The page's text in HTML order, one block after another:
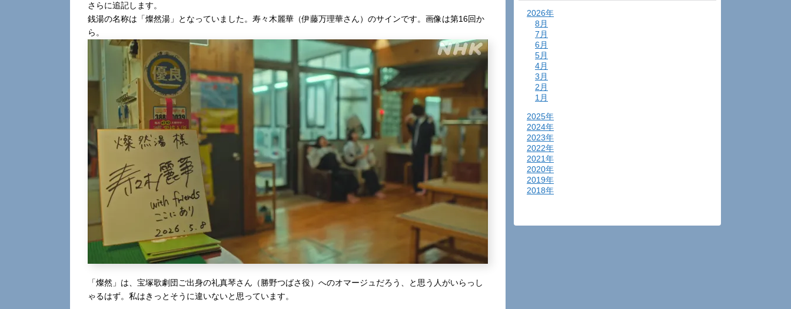
さらに追記します。
銭湯の名称は「燦然湯」となっていました。寿々木麗華（伊藤万理華さん）のサインです。画像は第16回か
ら。
「燦然」は、宝塚歌劇団ご出身の礼真琴さん（勝野つばさ役）へのオマージュだろう、と思う人がいらっし
ゃるはず。私はきっとそうに違いないと思っています。
2026年
8月
7月
6月
5月
4月
3月
2月
1月
2025年
2024年
2023年
2022年
2021年
2020年
2019年
2018年